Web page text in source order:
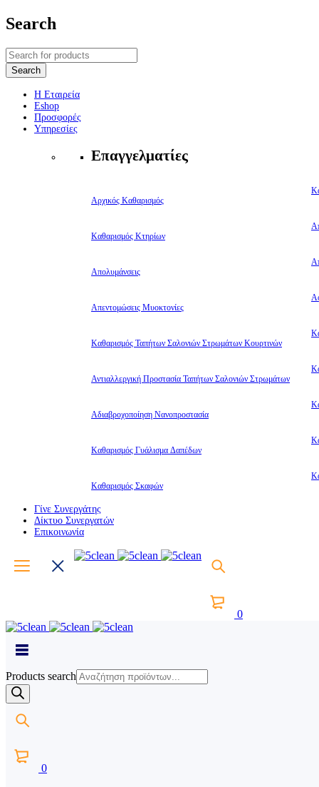
Search
Η Εταιρεία
Eshop
Προσφορές
Υπηρεσίες
Επαγγελματίες
Αρχικός Καθαρισμός
Καθαρισμός Κτηρίων
Απολυμάνσεις
Απεντομώσεις Μυοκτονίες
Καθαρισμός Ταπήτων Σαλονιών Στρωμάτων Κουρτινών
Αντιαλλεργική Προστασία Ταπήτων Σαλονιών Στρωμάτων
Αδιαβροχοποίηση Νανοπροστασία
Καθαρισμός Γυάλισμα Δαπέδων
Καθαρισμός Σκαφών
Γίνε Συνεργάτης
Δίκτυο Συνεργατών
Επικοινωνία
0
Products search
0